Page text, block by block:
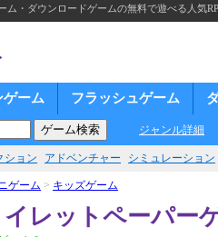
・ダウンロードゲームの無料で遊べる人気
ゲーム フラッシュゲーム
ジャンル詳細
ション アドベンチャー シミュレーション
ゲーム > キッズゲーム
レットペーパー